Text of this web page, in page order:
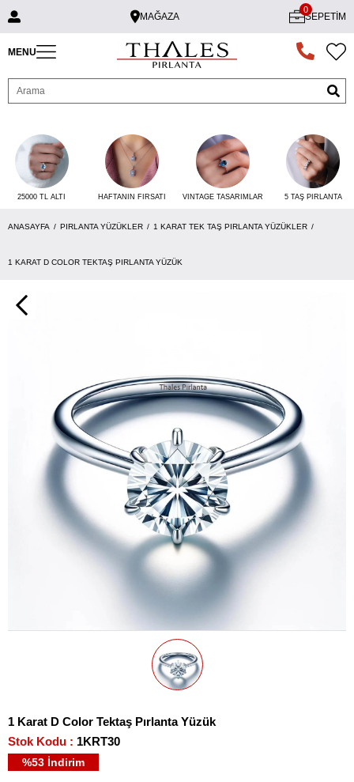
MAĞAZA SEPETIM
0
MENU
25000 TL ALTI HAFTANIN FIRSATI VINTAGE TASARIMLAR 5 TAŞ PIRLANTA
ANASAYFA PIRLANTA YÜZÜKLER 1 KARAT TEK TAŞ PIRLANTA YÜZÜKLER
1 KARAT D COLOR TEKTAŞ PIRLANTA YÜZÜK
1 Karat D Color Tektaş Pırlanta Yüzük
Stok Kodu
1KRT30
%53 İndirim